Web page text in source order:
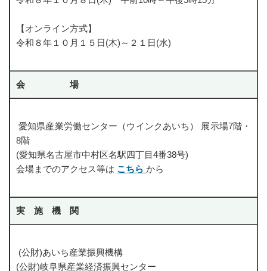
DVD貸出
DVDリスト
知的財産マッチング
知的財産マッチング会
静岡県知的財産活用研究会
令和7年度 知財活用アイデアプレゼン大会
第10回知財活用アイデアプレゼン大会 審査結果
専門家派遣制度
登録専門家の方へ
専門家登録希望の方へ
【オンライン方式】
令和８年１０月１５日(木)～２１日(水)
会 場
愛知県産業労働センター（ウインクあいち） 展示場7階・
8階
(愛知県名古屋市中村区名駅四丁目4番38号)
会場までのアクセス等は こちら から
実 施 機 関
(公財)あいち産業振興機構
(公財)岐阜県産業経済振興センター